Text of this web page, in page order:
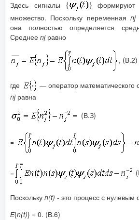
Здесь сигналы {
} формируют
множество. Поскольку переменнаяnj
она полностью определяется
Среднее nj равно
, (В.2)
где
— оператор математического
njравна
(В.З)
=
=
Поскольку n(t) - это процесс с нулевым
Е{n(t)} = 0. (В.6)